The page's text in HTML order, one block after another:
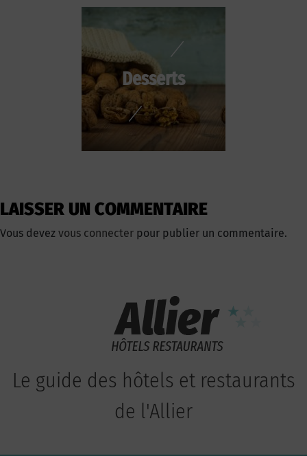
Desserts
LAISSER UN COMMENTAIRE
Vous devez vous connecter pour publier un commentaire.
Le guide des hôtels et restaurants
de l'Allier